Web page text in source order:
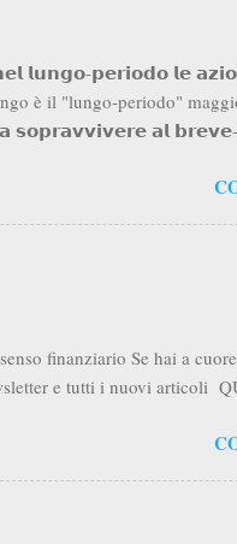
𝗻𝗲𝗹 𝗹𝘂𝗻𝗴𝗼-𝗽𝗲𝗿𝗶𝗼𝗱𝗼 𝗹𝗲
è il "lungo-periodo"
𝗮𝗹
- 𝗹'𝗶𝗻𝗳𝗹𝗮𝘇𝗶𝗼𝗻𝗲 𝗴𝗶𝗼𝗰𝗮
La flessibilità...
finanziario Se hai a
e tutti i nuovi articoli